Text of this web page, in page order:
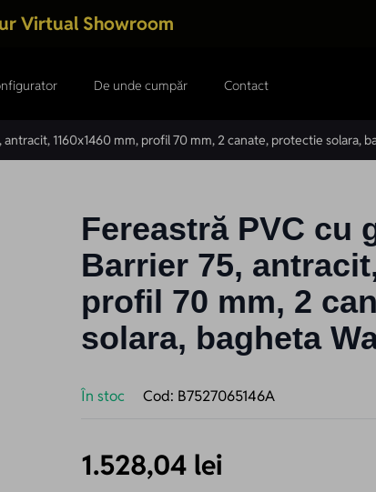
Virtual Showroom
De unde cumpăr Contact
1160x1460 mm, profil 70 mm, 2 canate, protectie solara,
Fereastră PVC cu
Barrier 75,
profil 70 mm, 2
solara, bagheta
În stoc Cod: B7527065146A
1.528,04 lei